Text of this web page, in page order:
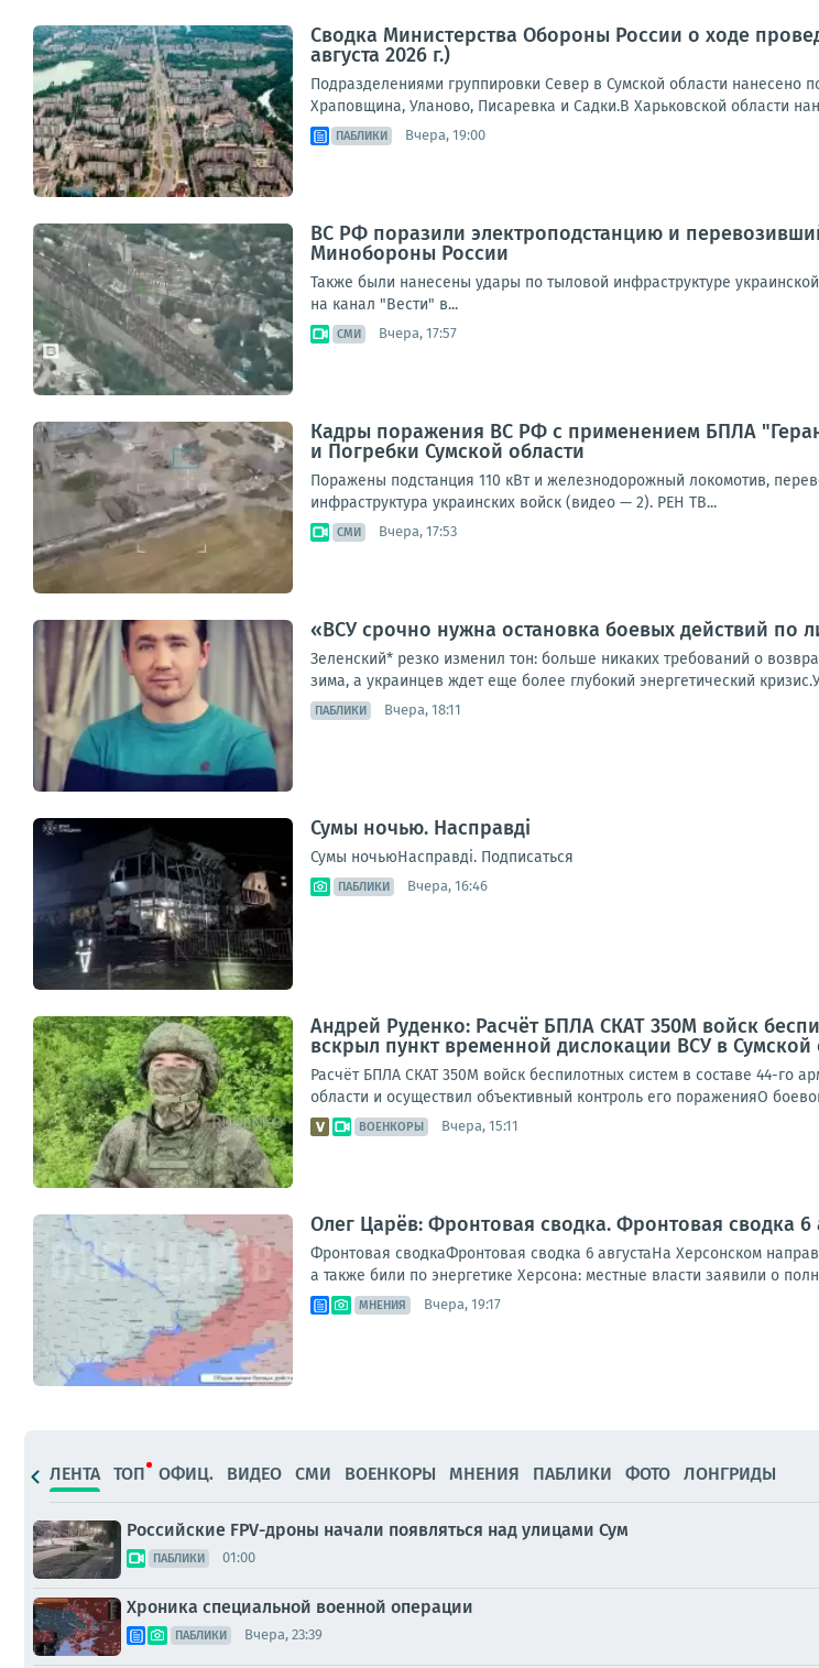
Сводка Министерства Обороны России о ходе
августа 2026 г.)
Подразделениями группировки Север в Сумской области
Храповщина, Уланово, Писаревка и Садки.В Харьковской области
ПАБЛИКИ Вчера, 19:00
ВС РФ поразили электроподстанцию и
Минобороны России
Также были нанесены удары по тыловой инфраструктуре
на канал "Вести" в...
СМИ Вчера, 17:57
Кадры поражения ВС РФ с применением БПЛА
и Погребки Сумской области
Поражены подстанция 110 кВт и железнодорожный локомотив,
инфраструктура украинских войск (видео — 2). РЕН ТВ...
СМИ Вчера, 17:53
«ВСУ срочно нужна остановка боевых действий по
Зеленский* резко изменил тон: больше никаких требований о
зима, а украинцев ждет еще более глубокий энергетический
ПАБЛИКИ Вчера, 18:11
Сумы ночью. Насправді
Сумы ночьюНасправді. Подписаться
ПАБЛИКИ Вчера, 16:46
Андрей Руденко: Расчёт БПЛА СКАТ 350М войск
вскрыл пункт временной дислокации ВСУ в
Расчёт БПЛА СКАТ 350М войск беспилотных систем в составе 44-го
области и осуществил объективный контроль его пораженияО
ВОЕНКОРЫ Вчера, 15:11
Олег Царёв: Фронтовая сводка. Фронтовая сводка 6
Фронтовая сводкаФронтовая сводка 6 августаНа Херсонском
а также били по энергетике Херсона: местные власти заявили о
МНЕНИЯ Вчера, 19:17
ЛЕНТА ТОП ОФИЦ. ВИДЕО СМИ ВОЕНКОРЫ МНЕНИЯ ПАБЛИКИ ФОТО ЛОНГРИДЫ
Российские FPV-дроны начали появляться над улицами Сум
ПАБЛИКИ 01:00
Хроника специальной военной операции
ПАБЛИКИ Вчера, 23:39